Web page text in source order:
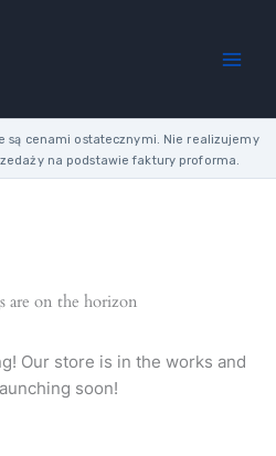
są cenami ostatecznymi. Nie realizujemy
na podstawie faktury proforma.
are on the horizon
Our store is in the works and
soon!